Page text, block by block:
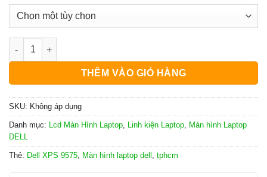
Địa Điểm Sửa Thay Màn Hình Laptop Dell XPS 9575 số lượng
THÊM VÀO GIỎ HÀNG
SKU: Không áp dụng
Danh mục: Lcd Màn Hình Laptop Linh kiện Laptop
Màn hình Laptop
DELL
Thẻ: Dell XPS 9575 Màn hình laptop dell tphcm